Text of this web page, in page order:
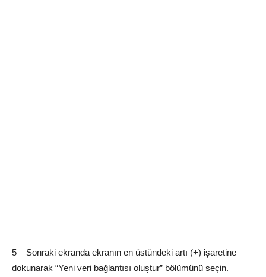
5 – Sonraki ekranda ekranın en üstündeki artı (+) işaretine
dokunarak “Yeni veri bağlantısı oluştur” bölümünü seçin.